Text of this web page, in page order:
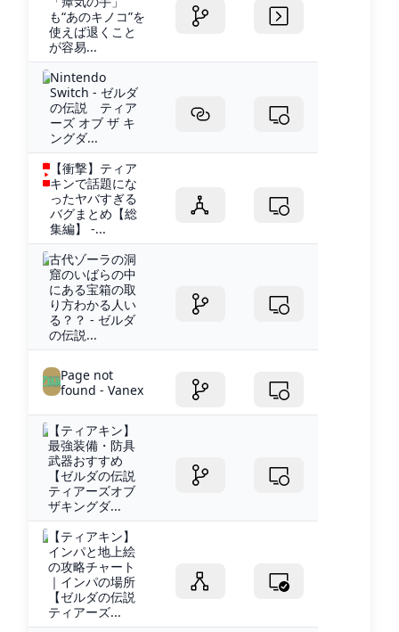
も“あのキノコ”を
使えば退くこと
が容易...
Nintendo
Switch - ゼルダ
の伝説 ティア
ーズ オブ ザ キ
ングダ...
【衝撃】ティア
キンで話題にな
ったヤバすぎる
バグまとめ【総
集編】 -...
古代ゾーラの洞
窟のいばらの中
にある宝箱の取
り方わかる人い
る？？ - ゼルダ
の伝説...
Page not
found - Vanex
【ティアキン】
最強装備・防具
武器おすすめ
【ゼルダの伝説
ティアーズオブ
ザキングダ...
【ティアキン】
インパと地上絵
の攻略チャート
｜インパの場所
【ゼルダの伝説
ティアーズ...